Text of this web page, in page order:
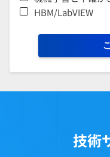
HBM/LabVIEW
技術